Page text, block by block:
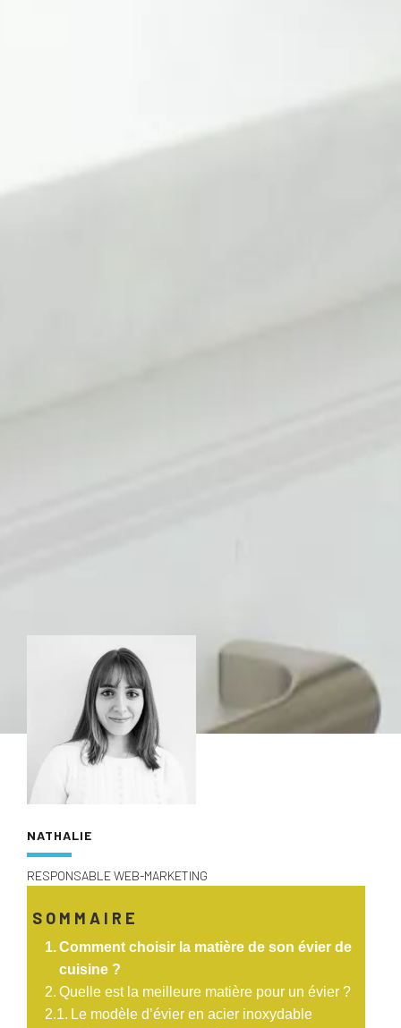
NATHALIE
RESPONSABLE WEB-MARKETING
SOMMAIRE
Comment choisir la matière de son évier de
cuisine ?
Quelle est la meilleure matière pour un évier ?
Le modèle d’évier en acier inoxydable